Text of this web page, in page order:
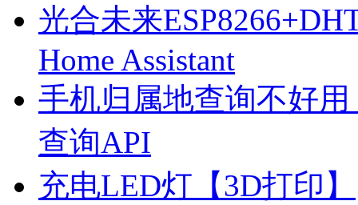
光合未来
Home Assistant
手机归属地查询不好
查询API
充电LED灯【3D打印】